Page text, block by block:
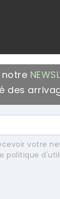
des
votre
politique